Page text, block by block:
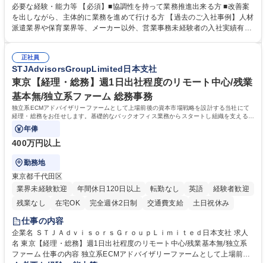
善をお任せ。 【教育制度】ご入社後、育成担当とペアになりながらOJTに
て業務を覚えていただくことが可能です。業務システムがきちんと構築さ
れているため、スムーズに仕事に慣れることができる環境です。また、
募集職種 【大阪・京都・滋賀】営業事務 ※未経験可
必要な経験・能力等 【必須】■協調性を持って業務推進出来る方 ■改善案
を出しながら、主体的に業務を進めて行ける方 【過去のご入社事例】人材
派遣業界や保育業界等、メーカー以外、営業事務未経験者の入社実績有
えて、お客様や社員の状況に合わせ、能動的なサポート、改善の動きも期
待され。組織を支えるスペシャリストとして、チームに貢献し、結果的に
社員から頼られる存在になることができます。平均19:30の退勤以降の業
務の持ち帰りも禁止されており、メリハリのある働き方となります。 学
歴・資格 学歴：大学院 大学 高専 短大 語学力： 資格：
正社員
STJAdvisorsGroupLimited日本支社
東京【経理・総務】週1日出社程度のリモート中心/残業
基本無/独立系ファーム 総務事務
独立系ECMアドバイザリーファームとして上場前後の資本市場戦略を設計する当社にて
経理・総務をお任せします。基礎的なバックオフィス業務からスタートし組織を支える専
任担当として広く活躍できる環境です。
年俸
400万円以上
勤務地
東京都千代田区
業界未経験歓迎
年間休日120日以上 転勤なし 英語
経験者歓迎
残業なし
在宅OK 完全週休2日制 交通費支給 土日祝休み
仕事の内容
企業名 ＳＴＪＡｄｖｉｓｏｒｓＧｒｏｕｐＬｉｍｉｔｅｄ日本支社 求人
名 東京【経理・総務】週1日出社程度のリモート中心/残業基本無/独立系
ファーム 仕事の内容 独立系ECMアドバイザリーファームとして上場前後